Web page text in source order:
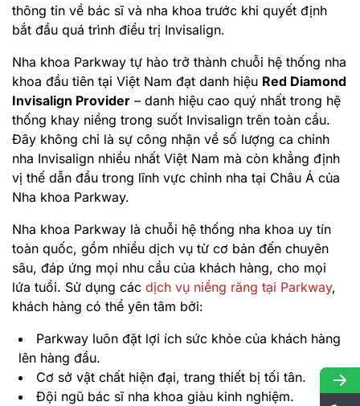
thông tin về bác sĩ và nha khoa trước khi quyết định
bắt đầu quá trình điều trị Invisalign.
Nha khoa Parkway tự hào trở thành chuỗi hệ thống nha
khoa đầu tiên tại Việt Nam đạt danh hiệu Red Diamond
Invisalign Provider – danh hiệu cao quý nhất trong hệ
thống khay niềng trong suốt Invisalign trên toàn cầu.
Đây không chỉ là sự công nhận về số lượng ca chỉnh
nha Invisalign nhiều nhất Việt Nam mà còn khẳng định
vị thế dẫn đầu trong lĩnh vực chỉnh nha tại Châu Á của
Nha khoa Parkway.
Nha khoa Parkway là chuỗi hệ thống nha khoa uy tín
toàn quốc, gồm nhiều dịch vụ từ cơ bản đến chuyên
sâu, đáp ứng mọi nhu cầu của khách hàng, cho mọi
lứa tuổi. Sử dụng các dịch vụ niềng răng tại Parkway,
khách hàng có thể yên tâm bởi:
Parkway luôn đặt lợi ích sức khỏe của khách hàng
lên hàng đầu.
Cơ sở vật chất hiện đại, trang thiết bị tối tân.
Đội ngũ bác sĩ nha khoa giàu kinh nghiệm.